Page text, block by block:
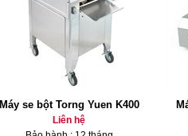
Máy se bột Torng Yuen K400
Liên hệ